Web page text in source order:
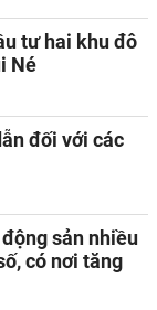
tư hai khu đô
Né
đối với các
sản nhiều
có nơi tăng